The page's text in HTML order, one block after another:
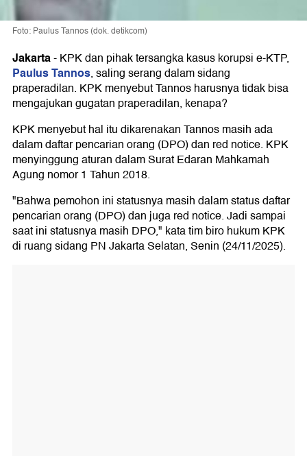
Foto: Paulus Tannos (dok. detikcom)
Jakarta-KPK dan pihak tersangka kasus korupsi e-KTP,
Paulus Tannos, saling serang dalam sidang
praperadilan. KPK menyebut Tannos harusnya tidak bisa
mengajukan gugatan praperadilan, kenapa?
KPK menyebut hal itu dikarenakan Tannos masih ada
dalam daftar pencarian orang (DPO) dan red notice. KPK
menyinggung aturan dalam Surat Edaran Mahkamah
Agung nomor 1 Tahun 2018.
"Bahwa pemohon ini statusnya masih dalam status daftar
pencarian orang (DPO) dan juga red notice. Jadi sampai
saat ini statusnya masih DPO," kata tim biro hukum KPK
di ruang sidang PN Jakarta Selatan, Senin (24/11/2025).